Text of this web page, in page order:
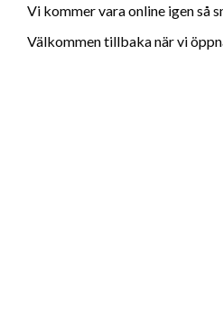
Vi kommer vara online igen så
Välkommen tillbaka när vi